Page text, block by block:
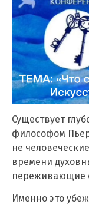
Существует
философом
не
времени
переживающие
Именно это